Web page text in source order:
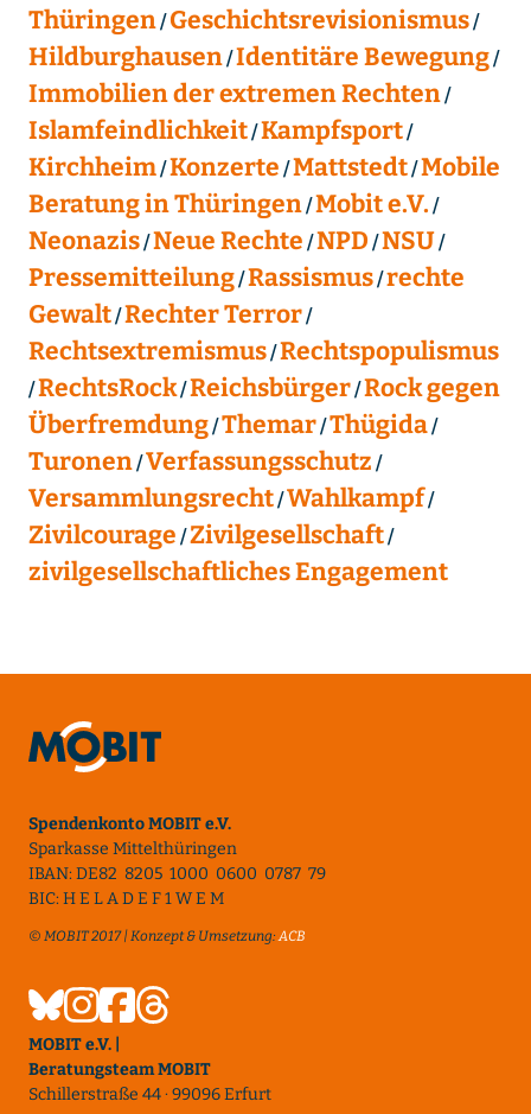
Thüringen Geschichtsrevisionismus
Hildburghausen Identitäre Bewegung
Immobilien der extremen Rechten
Islamfeindlichkeit Kampfsport
Kirchheim Konzerte Mattstedt Mobile
Beratung in Thüringen Mobit e.V.
Neonazis Neue Rechte NPD NSU
Pressemitteilung Rassismus rechte
Gewalt Rechter Terror
Rechtsextremismus Rechtspopulismus
RechtsRock Reichsbürger Rock gegen
Überfremdung Themar Thügida
Turonen Verfassungsschutz
Versammlungsrecht Wahlkampf
Zivilcourage Zivilgesellschaft
zivilgesellschaftliches Engagement
Spendenkonto MOBIT e.V.
Sparkasse Mittelthüringen
IBAN: DE82 8205 1000 0600 0787 79
BIC: H E L A D E F 1 W E M
© MOBIT 2017 | Konzept & Umsetzung:ACB
MOBIT e.V. |
Beratungsteam MOBIT
Schillerstraße 44 · 99096 Erfurt